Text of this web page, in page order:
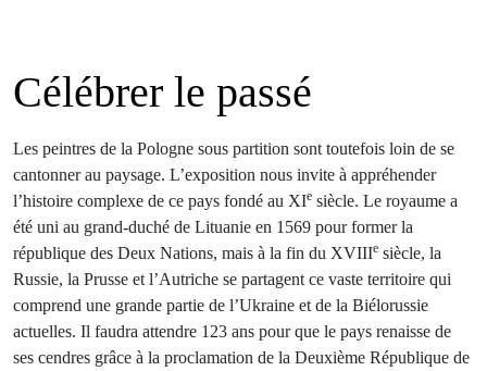
Célébrer le passé
Les peintres de la Pologne sous partition sont toutefois loin de se
cantonner au paysage. L’exposition nous invite à appréhender
l’histoire complexe de ce pays fondé au XIe siècle. Le royaume a
été uni au grand-duché de Lituanie en 1569 pour former la
république des Deux Nations, mais à la fin du XVIIIe siècle, la
Russie, la Prusse et l’Autriche se partagent ce vaste territoire qui
comprend une grande partie de l’Ukraine et de la Biélorussie
actuelles. Il faudra attendre 123 ans pour que le pays renaisse de
ses cendres grâce à la proclamation de la Deuxième République de